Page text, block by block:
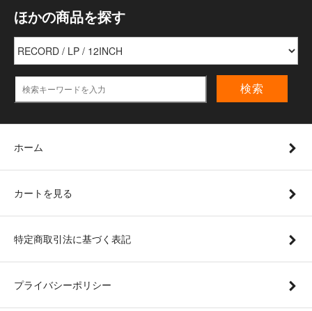
ほかの商品を探す
検索
ホーム
カートを見る
特定商取引法に基づく表記
プライバシーポリシー